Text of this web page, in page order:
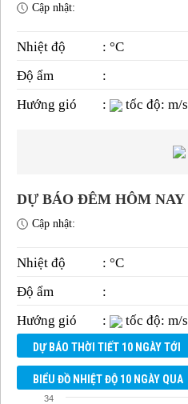
Cập nhật:
Nhiệt độ
: °C
Độ ẩm
:
Hướng gió
: tốc độ: m/s
DỰ BÁO ĐÊM HÔM NAY
Cập nhật:
Nhiệt độ
: °C
Độ ẩm
:
Hướng gió
: tốc độ: m/s
DỰ BÁO THỜI TIẾT 10 NGÀY TỚI
BIỂU ĐỒ NHIỆT ĐỘ 10 NGÀY QUA
34